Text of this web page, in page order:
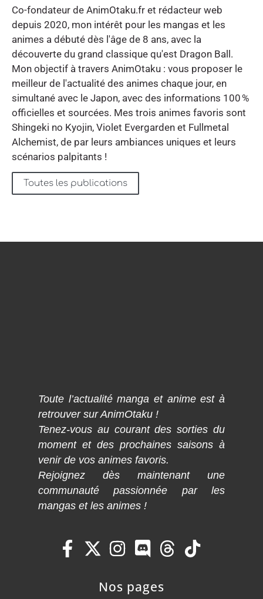
Co-fondateur de AnimOtaku.fr et rédacteur web
depuis 2020, mon intérêt pour les mangas et les
animes a débuté dès l'âge de 8 ans, avec la
découverte du grand classique qu'est Dragon Ball.
Mon objectif à travers AnimOtaku : vous proposer le
meilleur de l'actualité des animes chaque jour, en
simultané avec le Japon, avec des informations 100 %
officielles et sourcées. Mes trois animes favoris sont
Shingeki no Kyojin, Violet Evergarden et Fullmetal
Alchemist, de par leurs ambiances uniques et leurs
scénarios palpitants !
Toutes les publications
Toute l’actualité manga et anime est à
retrouver sur AnimOtaku !
Tenez-vous au courant des sorties du
moment et des prochaines saisons à
venir de vos animes favoris.
Rejoignez dès maintenant une
communauté passionnée par les
mangas et les animes !
Nos pages